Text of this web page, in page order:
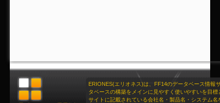
ERIONES(エリオネス)は、FF14のデータベース情報
タベースの構築をメインに見やすく使いやすいを目標
サイトに記載されている会社名・製品名・システム名